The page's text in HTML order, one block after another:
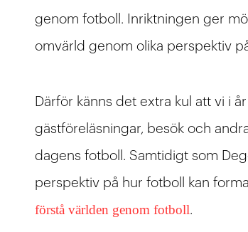
genom fotboll. Inriktningen ger
omvärld genom olika perspektiv
Därför känns det extra kul att vi i
gästföreläsningar, besök och
dagens fotboll. Samtidigt som
perspektiv på hur fotboll kan
förstå världen genom fotboll.